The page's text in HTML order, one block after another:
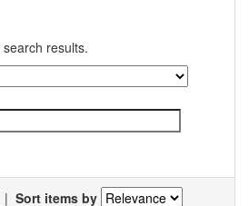
results.
| Sort items by